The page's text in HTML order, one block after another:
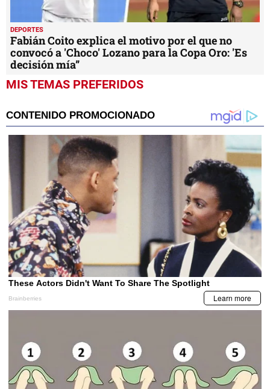
DEPORTES
Fabián Coito explica el motivo por el que no
convocó a 'Choco' Lozano para la Copa Oro: 'Es
decisión mía”
MIS TEMAS PREFERIDOS